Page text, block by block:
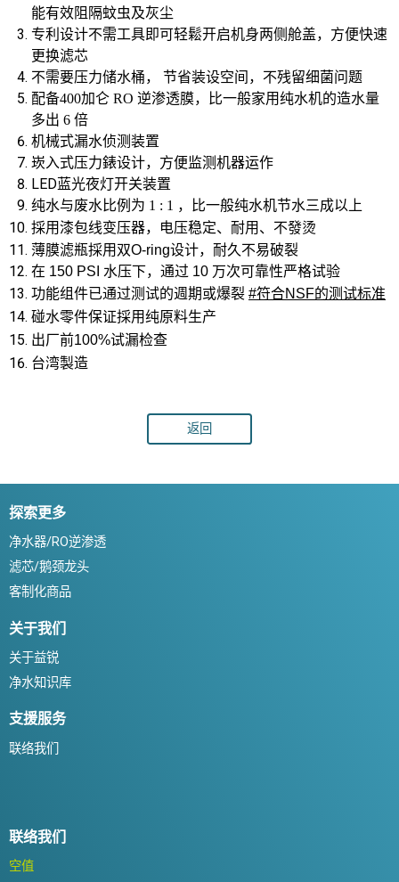
能有效阻隔蚊虫及灰尘
专利设计不需工具即可轻鬆开启机身两侧舱盖，方便快速
更换滤芯
不需要压力储水桶， 节省装设空间，不残留细菌问题
配备400加仑 RO 逆渗透膜，比一般家用纯水机的造水量
多出 6 倍
机械式漏水侦测装置
崁入式压力錶设计，方便监测机器运作
LED蓝光夜灯开关装置
纯水与废水比例为 1 : 1 ，比一般纯水机节水三成以上
採用漆包线变压器，电压稳定、 耐用 、不發烫
薄膜滤瓶採用双O-ring设计， 耐久不易破裂
在 150 PSI 水压下，通过 10 万次可靠性严格试验
功能组件已通过测试的週期或爆裂 #符合NSF的测试标准
碰水零件保证採用纯原料生产
出厂前100%试漏检查
台湾製造
返回
探索更多
净水器/RO逆渗透
滤芯/鹅颈龙头
客制化商品
关于我们
关于益锐
净水知识库
支援服务
联络我们
联络我们
空值